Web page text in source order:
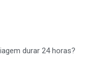
durar 24 horas?